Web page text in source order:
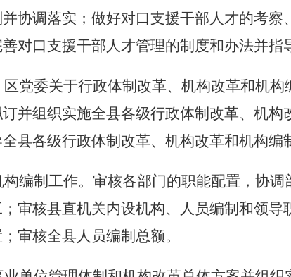
协调落实；做好对口支援干部人才的考察
对口支援干部人才管理的制度和办法并指
党委关于行政体制改革、机构改革和机构
并组织实施全县各级行政体制改革、机构
县各级行政体制改革、机构改革和机构编
编制工作。审核各部门的职能配置，协调
审核县直机关内设机构、人员编制和领导
审核全县人员编制总额。